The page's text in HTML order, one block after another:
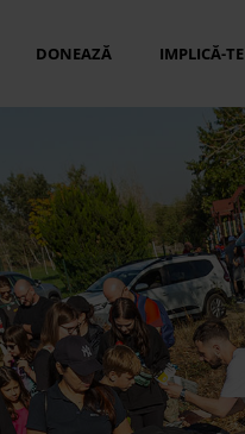
DONEAZĂ IMPLICĂ-TE